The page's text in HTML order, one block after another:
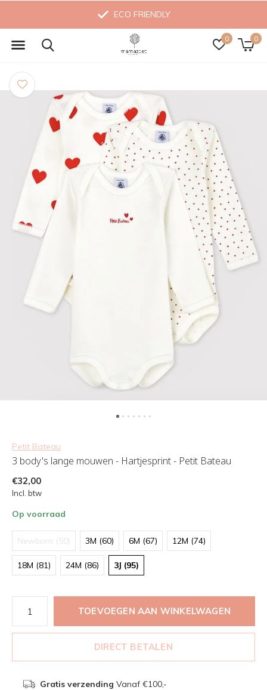
0 0
ECO FRIENDLY
Petit Bateau
3 body's lange mouwen - Hartjesprint - Petit Bateau
€32,00
Incl. btw
Op voorraad
Newborn (50) 3M (60) 6M (67) 12M (74)
18M (81) 24M (86) 3J (95)
TOEVOEGEN AAN WINKELWAGEN
DIRECT BETALEN
Gratis verzending Vanaf €100,-